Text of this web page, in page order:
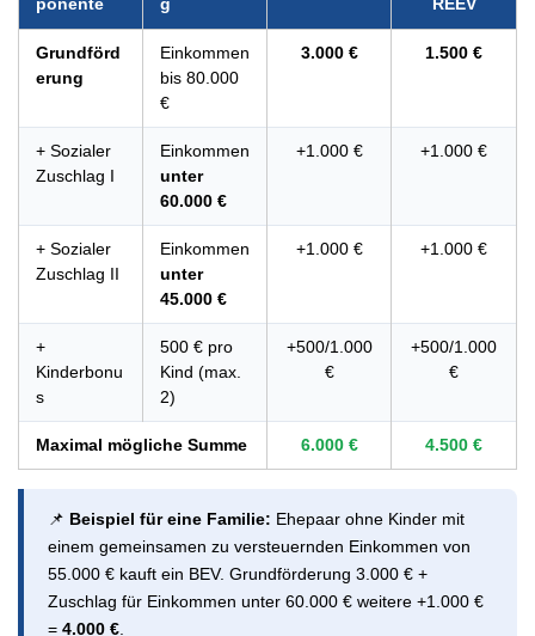
Grundförd
erung
Einkommen
bis 80.000
€
3.000 € 1.500 €
+ Sozialer
Zuschlag I
Einkommen
unter
60.000 €
+1.000 € +1.000 €
+ Sozialer
Zuschlag II
Einkommen
unter
45.000 €
+1.000 € +1.000 €
+
Kinderbonu
s
500 € pro
Kind (max.
2)
+500/1.000
€
+500/1.000
€
Maximal mögliche Summe 6.000 € 4.500 €
📌 Beispiel für eine Familie: Ehepaar ohne Kinder mit
einem gemeinsamen zu versteuernden Einkommen von
55.000 € kauft ein BEV. Grundförderung 3.000 € +
Zuschlag für Einkommen unter 60.000 € weitere +1.000 €
= 4.000 €